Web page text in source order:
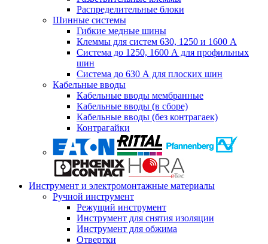
Распределительные блоки
Шинные системы
Гибкие медные шины
Клеммы для систем 630, 1250 и 1600 А
Система до 1250, 1600 А для профильных
шин
Система до 630 А для плоских шин
Кабельные вводы
Кабельные вводы мембранные
Кабельные вводы (в сборе)
Кабельные вводы (без контрагаек)
Контрагайки
Инструмент и электромонтажные материалы
Ручной инструмент
Режущий инструмент
Инструмент для снятия изоляции
Инструмент для обжима
Отвертки